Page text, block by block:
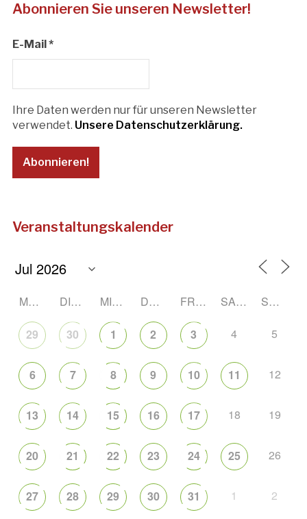
Abonnieren Sie unseren Newsletter!
E-Mail*
Ihre Daten werden nur für unseren Newsletter
verwendet. Unsere Datenschutzerklärung.
Veranstaltungskalender
MONTAG DIENSTAG MITTWOCH DONNERSTAG FREITAG SAMSTAG SONNTAG
29 30 1 2 3 4 5
6 7 8 9 10 11 12
13 14 15 16 17 18 19
20 21 22 23 24 25 26
27 28 29 30 31 1 2